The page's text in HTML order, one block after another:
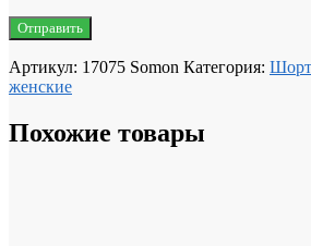
Артикул: 17075 Somon Категория:
женские
Похожие товары